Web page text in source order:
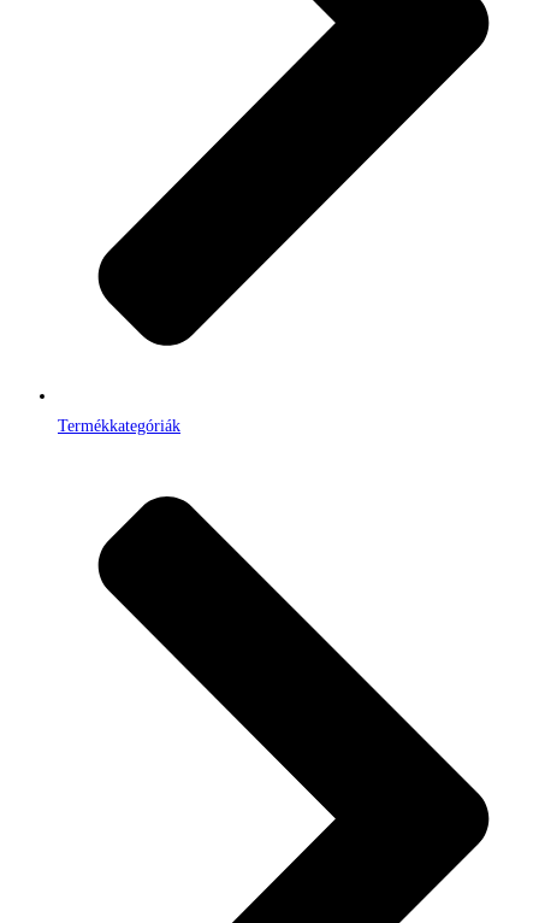
Termékkategóriák